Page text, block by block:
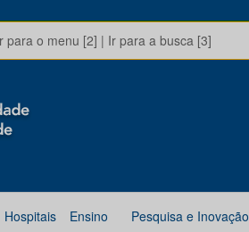
para o menu [2] | Ir para a busca [3]
Hospitais Ensino Pesquisa e Inovação